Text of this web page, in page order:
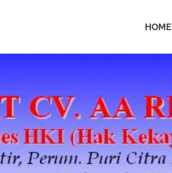
HOME